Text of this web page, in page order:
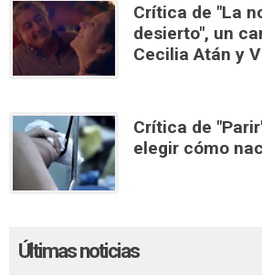
Crítica de "La
desierto", un
Cecilia Atán y
Crítica de
elegir cómo
Últimas noticias